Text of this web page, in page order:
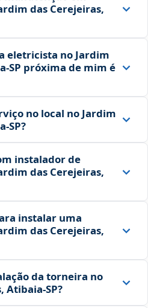
das Cerejeiras,
eletricista no Jardim
próxima de mim é
no local no Jardim
instalador de
das Cerejeiras,
instalar uma
das Cerejeiras,
da torneira no
Atibaia‑SP?